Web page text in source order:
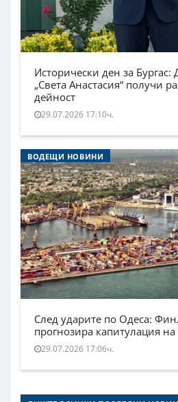
Исторически ден за Бургас:
„Света Анастасия“ получи
дейност
29.07.2026 17:10ч.
ВОДЕЩИ НОВИНИ
След ударите по Одеса:
прогнозира капитулация
29.07.2026 17:06ч.